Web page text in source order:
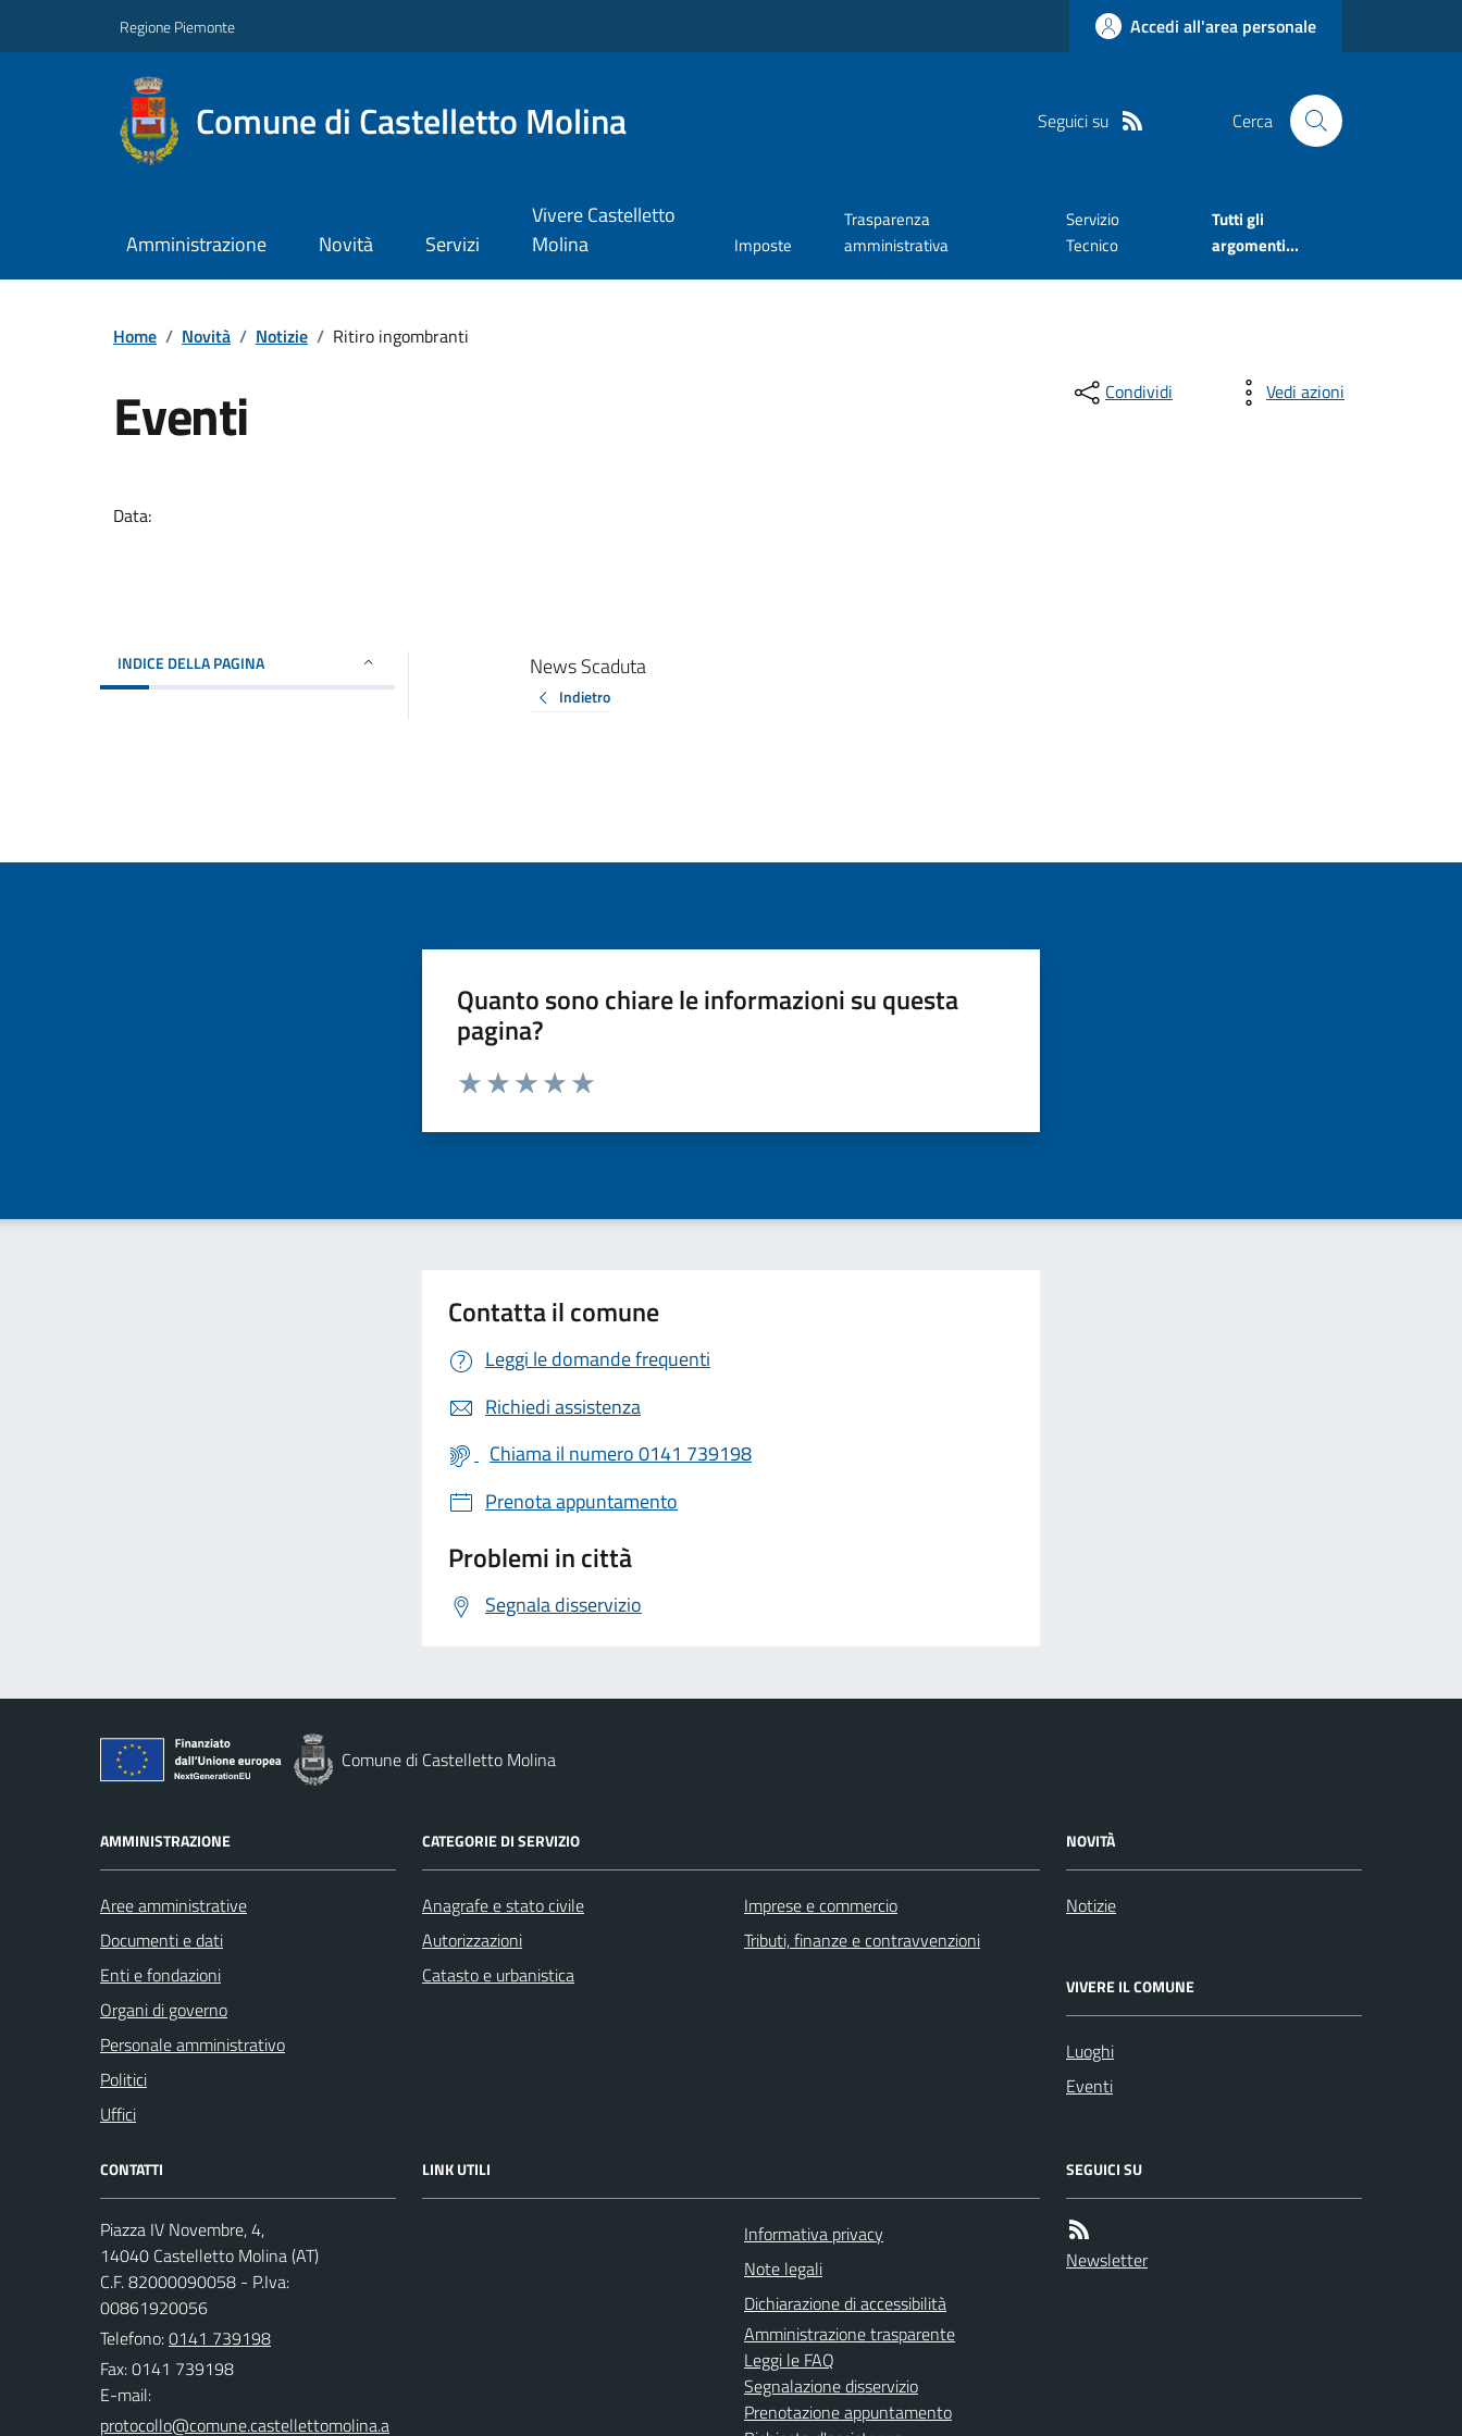
Regione Piemonte Accedi all'area personale
Comune di Castelletto Molina Seguici su Cerca
Amministrazione Novità Servizi
Vivere Castelletto
Molina
Imposte
Trasparenza
amministrativa
Servizio
Tecnico
Tutti gli
argomenti...
Home / Novità / Notizie / Ritiro ingombranti
Eventi
Data:
Condividi Vedi azioni
INDICE DELLA PAGINA News Scaduta
Indietro
Quanto sono chiare le informazioni su questa
pagina?
Valuta da 1 a 5 stelle la pagina
Contatta il comune
Leggi le domande frequenti
Richiedi assistenza
Chiama il numero 0141 739198
Prenota appuntamento
Problemi in città
Segnala disservizio
Comune di Castelletto Molina
AMMINISTRAZIONE
Aree amministrative
Documenti e dati
Enti e fondazioni
Organi di governo
Personale amministrativo
Politici
Uffici
CATEGORIE DI SERVIZIO
Anagrafe e stato civile
Autorizzazioni
Catasto e urbanistica
Imprese e commercio
Tributi, finanze e contravvenzioni
NOVITÀ
Notizie
VIVERE IL COMUNE
Luoghi
Eventi
CONTATTI
Piazza IV Novembre, 4,
14040 Castelletto Molina (AT)
C.F. 82000090058 - P.Iva:
00861920056
Telefono:0141 739198
Fax: 0141 739198
E-mail:
LINK UTILI
Informativa privacy
Note legali
Dichiarazione di accessibilità
Amministrazione trasparente
Leggi le FAQ
Segnalazione disservizio
Prenotazione appuntamento
SEGUICI SU
Newsletter